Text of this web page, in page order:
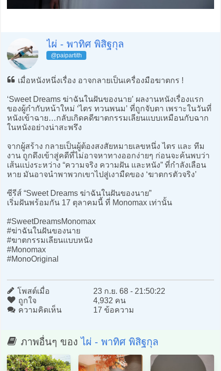
ไผ่ - พาทิศ พิสิฐกุล
@paipartith
เมื่อหนังหนึ่งเรื่อง อาจกลายเป็นเครื่องมือฆาตกร !
‘Sweet Dreams ฆ่าฉันในฝันของนาย’ ผลงานหนังเรื่องแรก
ของผู้กำกับหน้าใหม่ ‘ไตร ทวนพนม’ ที่ถูกจับตา เพราะในวันที่
หนังเข้าฉาย…กลับเกิดคดีฆาตกรรมเลียนแบบเหมือนกับฉาก
ในหนังอย่างน่าสะพรึง
จากผู้สร้าง กลายเป็นผู้ต้องสงสัยหมายเลขหนึ่ง ไตร และ ทีม
งาน ถูกดึงเข้าสู่คดีที่ไม่อาจหาทางออกง่ายๆ ก่อนจะค้นพบว่า
เส้นแบ่งระหว่าง “ความจริง ความฝัน และหนัง” ที่กำลังเลือน
หาย มันอาจนำพาพวกเขาไปสู่เงามืดของ ‘ฆาตกรตัวจริง’
ซีรีส์ “Sweet Dreams ฆ่าฉันในฝันของนาย”
เริ่มฝันพร้อมกัน 17 ตุลาคมนี้ ที่ Monomax เท่านั้น
#SweetDreamsMonomax
#ฆ่าฉันในฝันของนาย
#ฆาตกรรมเลียนแบบหนัง
#Monomax
#MonoOriginal
โพสต์เมื่อ
23 ก.ย. 68 - 21:50:22
ถูกใจ
4,932 คน
ความคิดเห็น
17 ข้อความ
ภาพอื่นๆ ของไผ่ - พาทิศ พิสิฐกุล